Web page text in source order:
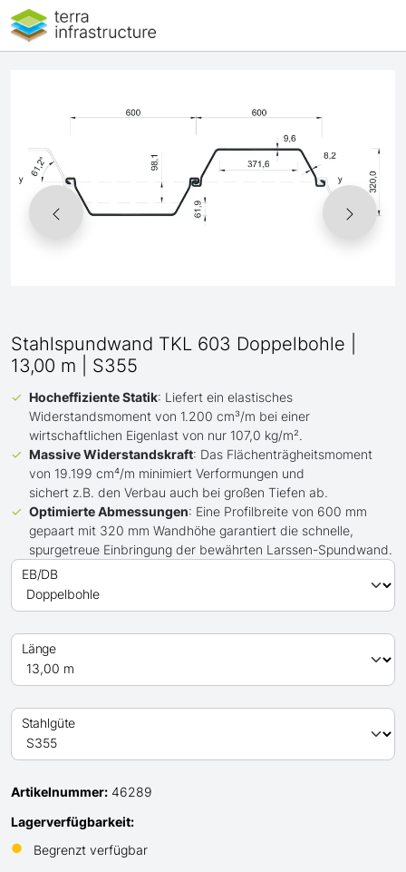
Stahlspundwand TKL 603 Doppelbohle |
13,00 m | S355
Hocheffiziente Statik: Liefert ein elastisches
Widerstandsmoment von 1.200 cm³/m bei einer
wirtschaftlichen Eigenlast von nur 107,0 kg/m².
Massive Widerstandskraft: Das Flächenträgheitsmoment
von 19.199 cm⁴/m minimiert Verformungen und
sichert z.B. den Verbau auch bei großen Tiefen ab.
Optimierte Abmessungen: Eine Profilbreite von 600 mm
gepaart mit 320 mm Wandhöhe garantiert die schnelle,
spurgetreue Einbringung der bewährten Larssen-Spundwand.
EB/DB
Länge
Stahlgüte
Artikelnummer: 46289
Lagerverfügbarkeit:
●
Begrenzt verfügbar